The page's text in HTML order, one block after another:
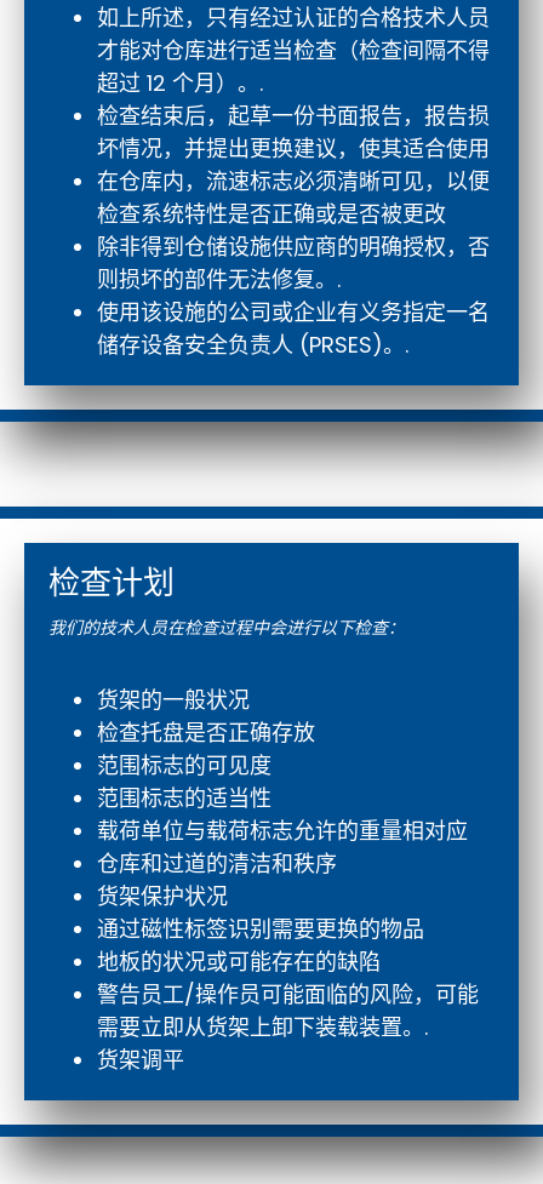
如上所述，只有经过认证的合格技术人员
才能对仓库进行适当检查（检查间隔不得
超过 12 个月）。.
检查结束后，起草一份书面报告，报告损
坏情况，并提出更换建议，使其适合使用
在仓库内，流速标志必须清晰可见，以便
检查系统特性是否正确或是否被更改
除非得到仓储设施供应商的明确授权，否
则损坏的部件无法修复。.
使用该设施的公司或企业有义务指定一名
储存设备安全负责人 (PRSES)。.
检查计划
我们的技术人员在检查过程中会进行以下检查：
货架的一般状况
检查托盘是否正确存放
范围标志的可见度
范围标志的适当性
载荷单位与载荷标志允许的重量相对应
仓库和过道的清洁和秩序
货架保护状况
通过磁性标签识别需要更换的物品
地板的状况或可能存在的缺陷
警告员工/操作员可能面临的风险，可能
需要立即从货架上卸下装载装置。.
货架调平